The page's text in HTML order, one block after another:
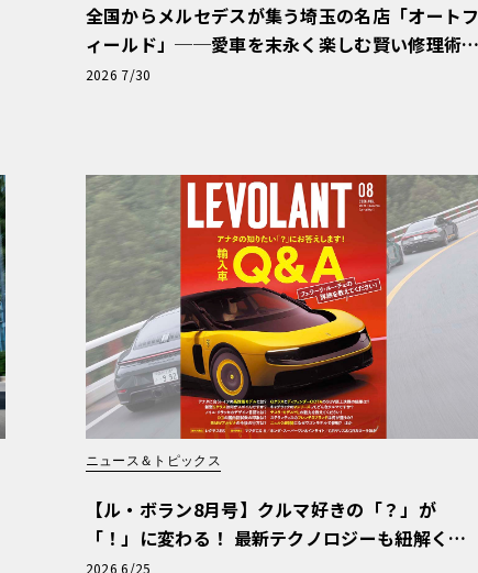
全国からメルセデスが集う埼玉の名店「オートフ
ィールド」──愛車を末永く楽しむ賢い修理術
と、プロがフックス製オイルを選ぶ理由〈PR〉
2026 7/30
ニュース＆トピックス
【ル・ボラン8月号】クルマ好きの「？」が
「！」に変わる！ 最新テクノロジーも紐解く
「輸入車Q&A」
2026 6/25